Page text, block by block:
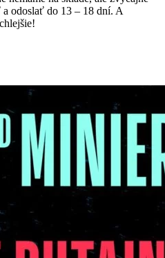
odoslať do 13 – 18 dní. A